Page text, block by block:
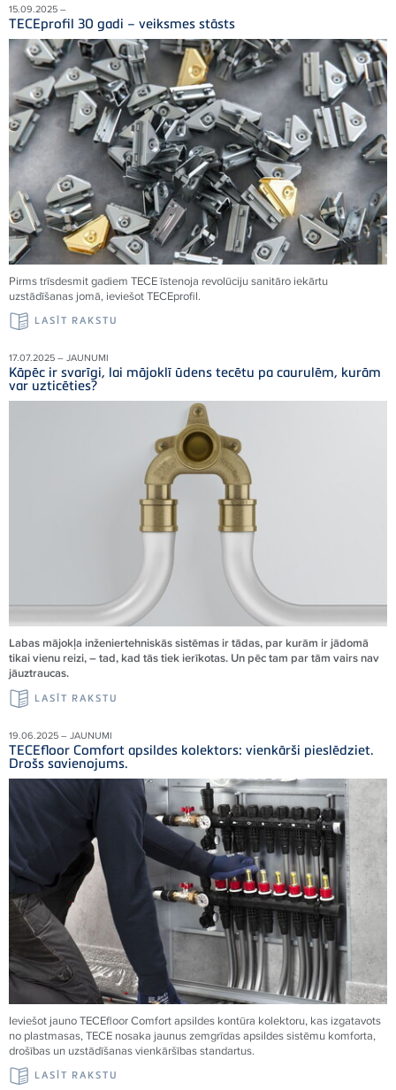
15.09.2025 –
TECEprofil 30 gadi – veiksmes stāsts
Pirms trīsdesmit gadiem TECEīstenoja revolūciju sanitāro iekārtu
uzstādīšanas jomā, ieviešotTECEprofil.
LASĪT RAKSTU
17.07.2025 – JAUNUMI
Kāpēc ir svarīgi, lai mājoklī ūdens tecētu pa caurulēm, kurām
var uzticēties?
Labas mājokļa inženiertehniskās sistēmas ir tādas, par kurām ir jādomā
tikai vienu reizi, – tad, kad tās tiek ierīkotas. Un pēc tam par tām vairs nav
jāuztraucas.
LASĪT RAKSTU
19.06.2025 – JAUNUMI
TECEfloor Comfort apsildes kolektors: vienkārši pieslēdziet.
Drošs savienojums.
Ieviešot jauno TECEfloor Comfort apsildes kontūra kolektoru, kas izgatavots
no plastmasas, TECE nosaka jaunus zemgrīdas apsildes sistēmu komforta,
drošības un uzstādīšanas vienkāršības standartus.
LASĪT RAKSTU